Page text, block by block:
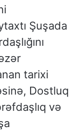
Şuşada
tarixi
Dostluq
və